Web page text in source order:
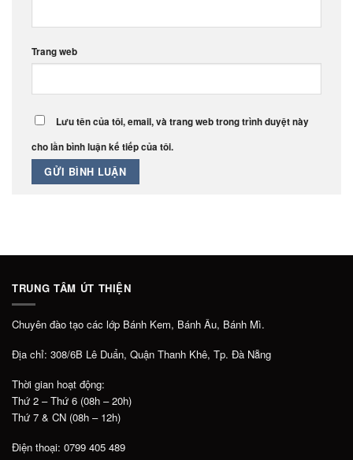
Trang web
Lưu tên của tôi, email, và trang web trong trình duyệt này
cho lần bình luận kế tiếp của tôi.
TRUNG TÂM ÚT THIỆN
Chuyên đào tạo các lớp Bánh Kem, Bánh Âu, Bánh Mì.
Địa chỉ: 308/6B Lê Duẩn, Quận Thanh Khê, Tp. Đà Nẵng
Thời gian hoạt động:
Thứ 2 – Thứ 6 (08h – 20h)
Thứ 7 & CN (08h – 12h)
Điện thoại: 0799 405 489